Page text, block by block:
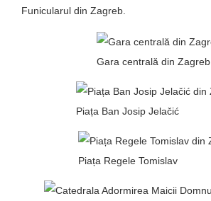
Funicularul din Zagreb.
Gara centrală din Zagreb
Piața Ban Josip Jelačić
Piața Regele Tomislav